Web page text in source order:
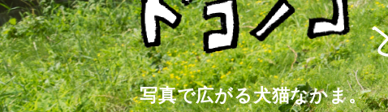
写真で広がる犬猫なかま。